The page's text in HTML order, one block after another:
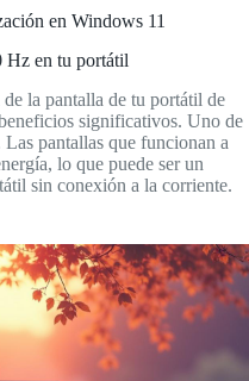
en Windows 11
Hz en tu portátil
la pantalla de tu portátil de
significativos. Uno de
pantallas que funcionan a
lo que puede ser un
sin conexión a la corriente.